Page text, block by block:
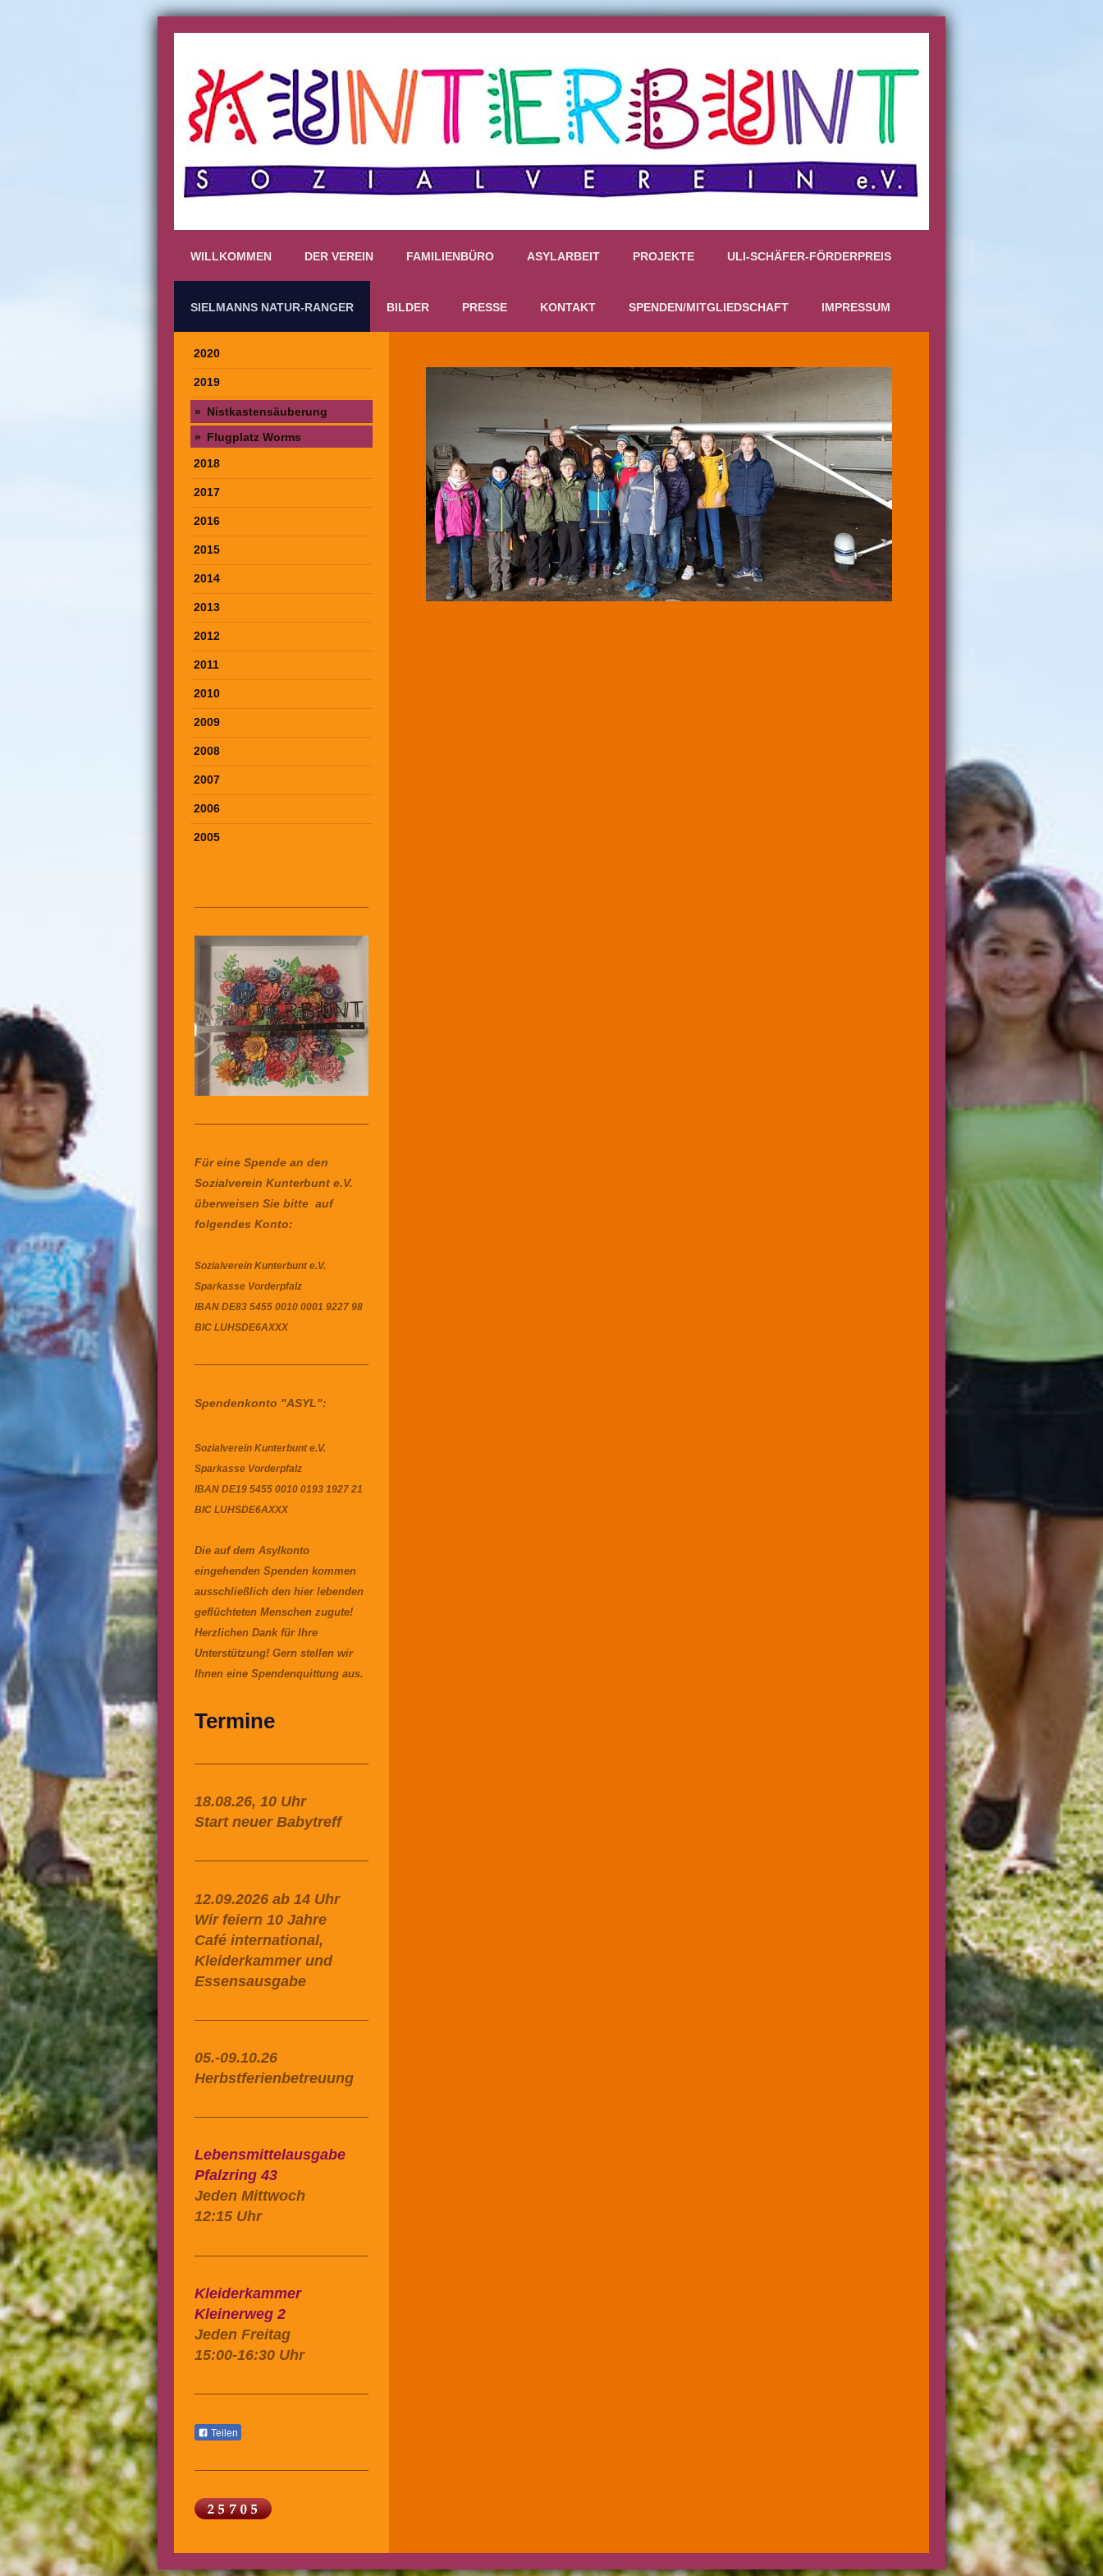
WILLKOMMEN DER VEREIN FAMILIENBÜRO ASYLARBEIT PROJEKTE ULI-SCHÄFER-FÖRDERPREIS
SIELMANNS NATUR-RANGER BILDER PRESSE KONTAKT SPENDEN/MITGLIEDSCHAFT IMPRESSUM
2020
2019
Nistkastensäuberung
Flugplatz Worms
2018
2017
2016
2015
2014
2013
2012
2011
2010
2009
2008
2007
2006
2005
Für eine Spende an den
Sozialverein Kunterbunt e.V.
überweisen Sie bitte auf
folgendes Konto:
Sozialverein Kunterbunt e.V.
Sparkasse Vorderpfalz
IBAN DE83 5455 0010 0001 9227 98
BIC LUHSDE6AXXX
Spendenkonto "ASYL":
Sozialverein Kunterbunt e.V.
Sparkasse Vorderpfalz
IBAN DE19 5455 0010 0193 1927 21
BIC LUHSDE6AXXX
Die auf dem Asylkonto
eingehenden Spenden kommen
ausschließlich den hier lebenden
geflüchteten Menschen zugute!
Herzlichen Dank für Ihre
Unterstützung! Gern stellen wir
Ihnen eine Spendenquittung aus.
Termine
18.08.26, 10 Uhr
Start neuer Babytreff
12.09.2026 ab 14 Uhr
Wir feiern 10 Jahre
Café international,
Kleiderkammer und
Essensausgabe
05.-09.10.26
Herbstferienbetreuung
Lebensmittelausgabe
Pfalzring 43
Jeden Mittwoch
12:15 Uhr
Kleiderkammer
Kleinerweg 2
Jeden Freitag
15:00-16:30 Uhr
Teilen